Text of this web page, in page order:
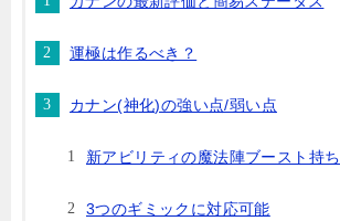
運極は作るべき？
カナン(神化)の強い点/弱い点
新アビリティの魔法陣ブースト持ち
3つのギミックに対応可能